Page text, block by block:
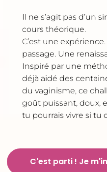
Il ne s’agit pas d’un
cours théorique.
C’est une
passage. Une
Inspiré par une
déjà aidé des
du vaginisme, ce
goût puissant, doux,
tu pourrais vivre si tu
C'est parti ! Je